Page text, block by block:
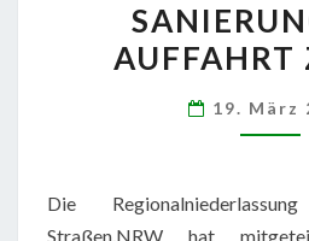
AUFFAHRT
19. März
Die
Straßen.NRW hat